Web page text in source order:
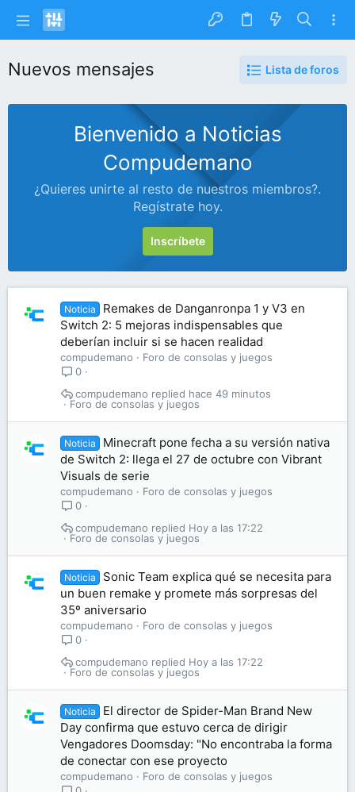
Nuevos mensajes Lista de foros
Bienvenido a Noticias
Compudemano
¿Quieres unirte al resto de nuestros miembros?.
Regístrate hoy.
Inscríbete
Noticia
Remakes de Danganronpa 1 y V3 en
Switch 2: 5 mejoras indispensables que
deberían incluir si se hacen realidad
compudemano
Foro de consolas y juegos
0
Foro de consolas y juegos
hace 49 minutos
compudemano
Noticia
Minecraft pone fecha a su versión nativa
de Switch 2: llega el 27 de octubre con Vibrant
Visuals de serie
compudemano
Foro de consolas y juegos
0
Foro de consolas y juegos
Hoy a las 17:22
compudemano
Noticia
Sonic Team explica qué se necesita para
un buen remake y promete más sorpresas del
35º aniversario
compudemano
Foro de consolas y juegos
0
Foro de consolas y juegos
Hoy a las 17:22
compudemano
Noticia
El director de Spider-Man Brand New
Day confirma que estuvo cerca de dirigir
Vengadores Doomsday: "No encontraba la forma
de conectar con ese proyecto
compudemano
Foro de consolas y juegos